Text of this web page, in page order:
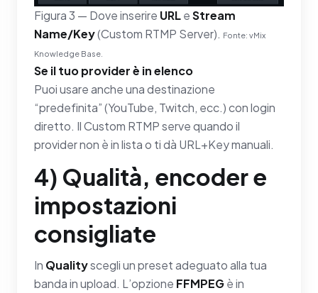
Figura 3 — Dove inserire URLeStream
Name/Key(Custom RTMP Server). Fonte: vMix
Knowledge Base.
Se il tuo provider è in elenco
Puoi usare anche una destinazione
“predefinita” (YouTube, Twitch, ecc.) con login
diretto. Il Custom RTMP serve quando il
provider non è in lista o ti dà URL+Key manuali.
4) Qualità, encoder e
impostazioni
consigliate
In Qualityscegli un preset adeguato alla tua
banda in upload. L’opzione FFMPEGè in